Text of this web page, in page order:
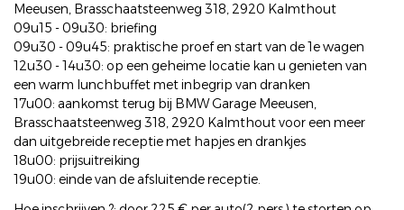
Meeusen, Brasschaatsteenweg 318, 2920 Kalmthout
09u15 - 09u30: briefing
09u30 - 09u45: praktische proef en start van de 1e wagen
12u30 - 14u30: op een geheime locatie kan u genieten van
een warm lunchbuffet met inbegrip van dranken
17u00: aankomst terug bij BMW Garage Meeusen,
Brasschaatsteenweg 318, 2920 Kalmthout voor een meer
dan uitgebreide receptie met hapjes en drankjes
18u00: prijsuitreiking
19u00: einde van de afsluitende receptie.